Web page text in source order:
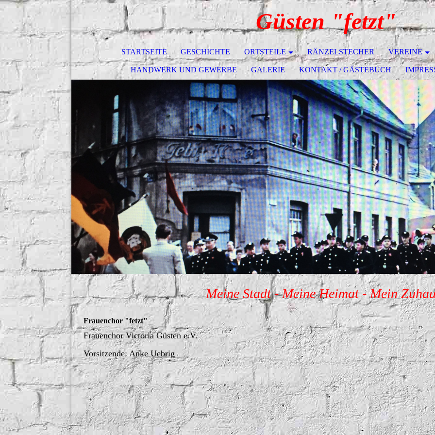
Güsten "fetzt"
STARTSEITE GESCHICHTE ORTSTEILE RÄNZELSTECHER VEREINE
HANDWERK UND GEWERBE GALERIE KONTAKT / GÄSTEBUCH
Meine Stadt - Meine Heimat - Mein
Frauenchor "fetzt"
Frauenchor Victoria Güsten e.V.
Vorsitzende: Anke Uebrig